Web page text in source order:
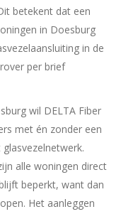
betekent dat een
in Doesburg
in de
per brief
wil DELTA Fiber
met én zonder een
alle woningen direct
beperkt, want dan
Het aanleggen